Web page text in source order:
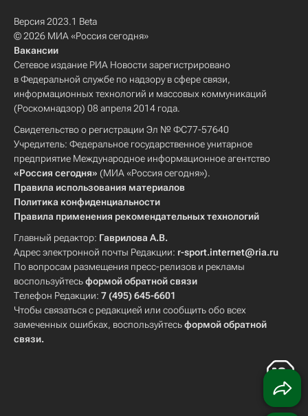
Версия 2023.1 Beta
© 2026 МИА «Россия сегодня»
Вакансии
Сетевое издание РИА Новости зарегистрировано
в Федеральной службе по надзору в сфере связи,
информационных технологий и массовых коммуникаций
(Роскомнадзор) 08 апреля 2014 года.
Свидетельство о регистрации Эл № ФС77-57640
Учредитель: Федеральное государственное унитарное
предприятие Международное информационное агентство
«Россия сегодня» (МИА «Россия сегодня»).
Правила использования материалов
Политика конфиденциальности
Правила применения рекомендательных технологий
Главный редактор: Гаврилова А.В.
Адрес электронной почты Редакции: r-sport.internet@ria.ru
По вопросам размещения пресс-релизов и рекламы
воспользуйтесьформой обратной связи
Телефон Редакции: 7 (495) 645-6601
Чтобы связаться с редакцией или сообщить обо всех
замеченных ошибках, воспользуйтесьформой обратной
связи.